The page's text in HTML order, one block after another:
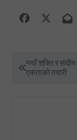
नयाँ शक्ति र
एकताको तयारी